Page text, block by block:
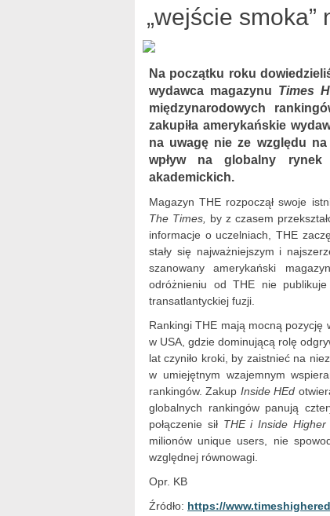
„wejście
Na początku roku
wydawca magazynu Times
międzynarodowych
zakupiła amerykańskie
na uwagę nie ze względu
wpływ na globalny
akademickich.
Magazyn THE rozpoczął swoje
The Times, by z czasem
informacje o uczelniach, THE
stały się najważniejszym i
szanowany amerykański
odróżnieniu od THE nie
transatlantyckiej fuzji.
Rankingi THE mają mocną pozycję
w USA, gdzie dominującą rolę
lat czyniło kroki, by zaistnieć na
w umiejętnym wzajemnym
rankingów. Zakup Inside HEd
globalnych rankingów panują
połączenie sił THE i Inside Higher
milionów unique users, nie
względnej równowagi.
Opr. KB
Źródło: https://